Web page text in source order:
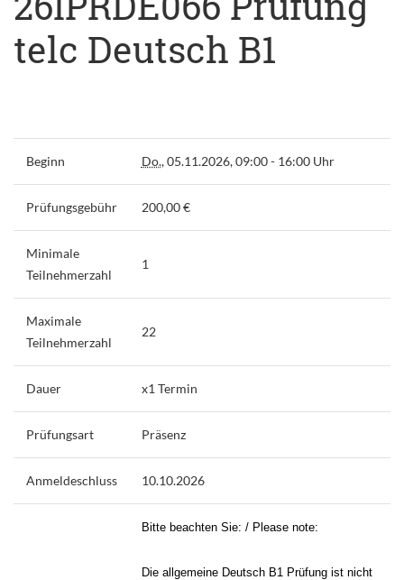
telc Deutsch B1
Beginn Do., 05.11.2026, 09:00 - 16:00 Uhr
Prüfungsgebühr 200,00 €
Minimale
Teilnehmerzahl
1
Maximale
Teilnehmerzahl
22
Dauer x1 Termin
Prüfungsart Präsenz
Anmeldeschluss 10.10.2026
Bitte beachten Sie: / Please note:
Die allgemeine Deutsch B1 Prüfung ist nicht